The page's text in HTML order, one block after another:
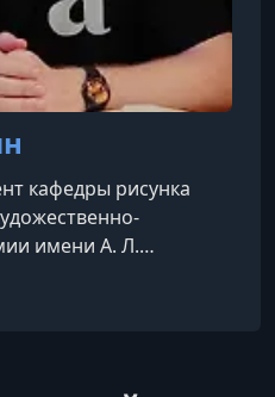
кафедры рисунка
имени А. Л.
модульной
человека.
архитектуры имени И.